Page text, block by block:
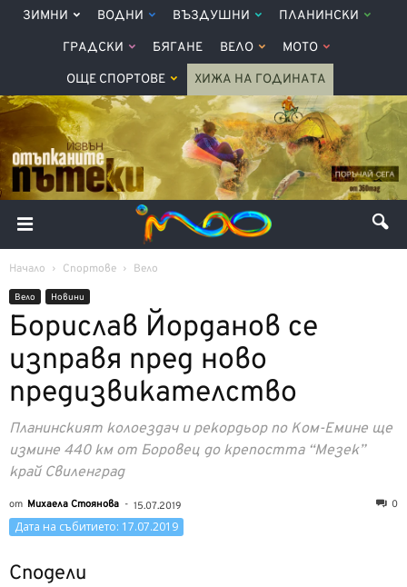
ЗИМНИ ВОДНИ ВЪЗДУШНИ ПЛАНИНСКИ
ГРАДСКИ БЯГАНЕ ВЕЛО МОТО
ОЩЕ СПОРТОВЕ ХИЖА НА ГОДИНАТА
Начало Спортове Вело
Вело Новини
Борислав Йорданов се
изправя пред ново
предизвикателство
Планинският колоездач и рекордьор по Ком-Емине ще
измине 440 км от Боровец до крепостта “Мезек”
край Свиленград
от Михаела Стоянова - 15.07.2019 0
Дата на събитието: 17.07.2019
Сподели